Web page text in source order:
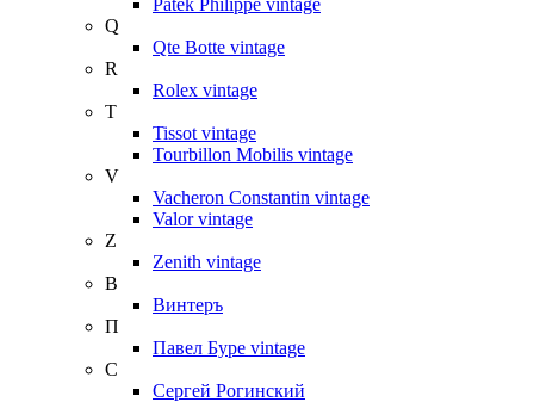
Patek Philippe vintage
Q
Qte Botte vintage
R
Rolex vintage
T
Tissot vintage
Tourbillon Mobilis vintage
V
Vacheron Constantin vintage
Valor vintage
Z
Zenith vintage
В
Винтеръ
П
Павел Буре vintage
С
Сергей Рогинский